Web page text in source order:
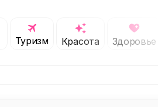
Туризм Красота Здоровье